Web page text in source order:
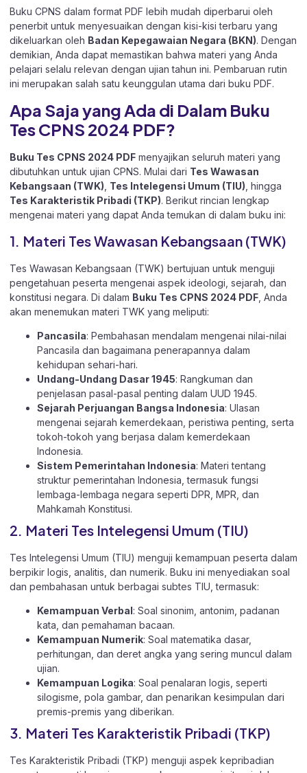
Buku CPNS dalam format PDF lebih mudah diperbarui oleh
penerbit untuk menyesuaikan dengan kisi-kisi terbaru yang
dikeluarkan oleh Badan Kepegawaian Negara (BKN). Dengan
demikian, Anda dapat memastikan bahwa materi yang Anda
pelajari selalu relevan dengan ujian tahun ini. Pembaruan rutin
ini merupakan salah satu keunggulan utama dari buku PDF.
Apa Saja yang Ada di Dalam Buku
Tes CPNS 2024 PDF?
Buku Tes CPNS 2024 PDF menyajikan seluruh materi yang
dibutuhkan untuk ujian CPNS. Mulai dari Tes Wawasan
Kebangsaan (TWK) Tes Intelegensi Umum (TIU) , hingga
Tes Karakteristik Pribadi (TKP). Berikut rincian lengkap
mengenai materi yang dapat Anda temukan di dalam buku ini:
1. Materi Tes Wawasan Kebangsaan (TWK)
Tes Wawasan Kebangsaan (TWK) bertujuan untuk menguji
pengetahuan peserta mengenai aspek ideologi, sejarah, dan
konstitusi negara. Di dalam Buku Tes CPNS 2024 PDF , Anda
akan menemukan materi TWK yang meliputi:
Pancasila: Pembahasan mendalam mengenai nilai-nilai
Pancasila dan bagaimana penerapannya dalam
kehidupan sehari-hari.
Undang-Undang Dasar 1945: Rangkuman dan
penjelasan pasal-pasal penting dalam UUD 1945.
Sejarah Perjuangan Bangsa Indonesia: Ulasan
mengenai sejarah kemerdekaan, peristiwa penting, serta
tokoh-tokoh yang berjasa dalam kemerdekaan
Indonesia.
Sistem Pemerintahan Indonesia: Materi tentang
struktur pemerintahan Indonesia, termasuk fungsi
lembaga-lembaga negara seperti DPR, MPR, dan
Mahkamah Konstitusi.
2. Materi Tes Intelegensi Umum (TIU)
Tes Intelegensi Umum (TIU) menguji kemampuan peserta dalam
berpikir logis, analitis, dan numerik. Buku ini menyediakan soal
dan pembahasan untuk berbagai subtes TIU, termasuk:
Kemampuan Verbal: Soal sinonim, antonim, padanan
kata, dan pemahaman bacaan.
Kemampuan Numerik: Soal matematika dasar,
perhitungan, dan deret angka yang sering muncul dalam
ujian.
Kemampuan Logika: Soal penalaran logis, seperti
silogisme, pola gambar, dan penarikan kesimpulan dari
premis-premis yang diberikan.
3. Materi Tes Karakteristik Pribadi (TKP)
Tes Karakteristik Pribadi (TKP) menguji aspek kepribadian